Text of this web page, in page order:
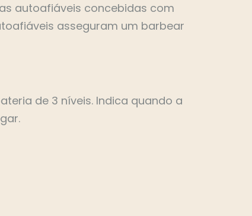
autoafiáveis concebidas com
asseguram um barbear
de 3 níveis. Indica quando a